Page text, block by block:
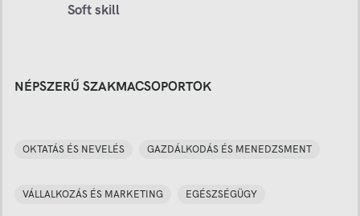
Soft skill
NÉPSZERŰ SZAKMACSOPORTOK
OKTATÁS ÉS NEVELÉS GAZDÁLKODÁS ÉS MENEDZSMENT
VÁLLALKOZÁS ÉS MARKETING EGÉSZSÉGÜGY